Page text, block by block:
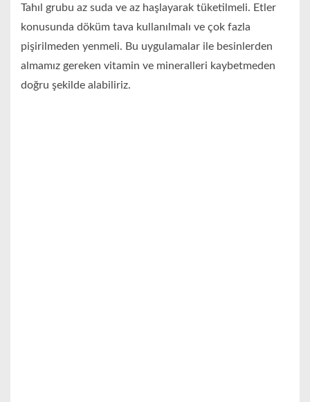
Tahıl grubu az suda ve az haşlayarak tüketilmeli. Etler
konusunda döküm tava kullanılmalı ve çok fazla
pişirilmeden yenmeli. Bu uygulamalar ile besinlerden
almamız gereken vitamin ve mineralleri kaybetmeden
doğru şekilde alabiliriz.